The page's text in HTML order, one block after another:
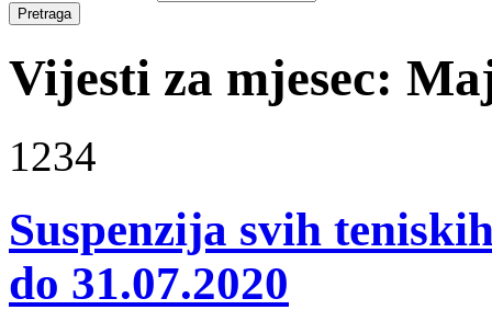
Vijesti za mjesec:
1234
Suspenzija svih
do 31.07.2020